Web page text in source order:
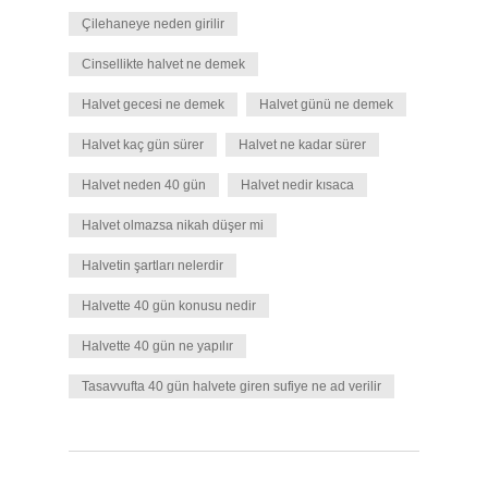
Çilehaneye neden girilir
Cinsellikte halvet ne demek
Halvet gecesi ne demek Halvet günü ne demek
Halvet kaç gün sürer Halvet ne kadar sürer
Halvet neden 40 gün Halvet nedir kısaca
Halvet olmazsa nikah düşer mi
Halvetin şartları nelerdir
Halvette 40 gün konusu nedir
Halvette 40 gün ne yapılır
Tasavvufta 40 gün halvete giren sufiye ne ad verilir